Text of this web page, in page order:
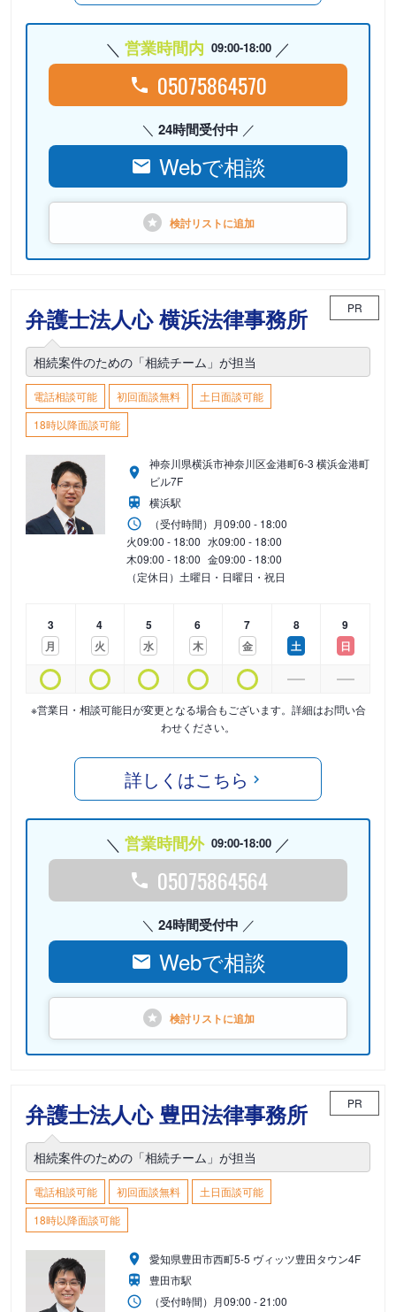
営業時間内 09:00-18:00
05075864570
24時間受付中
Webで相談
検討リストに追加
弁護士法人心 横浜法律事務所 PR
相続案件のための「相続チーム」が担当
電話相談可能 初回面談無料
土日面談可能
18時以降面談可能
神奈川県横浜市神奈川区金港町6-3 横浜金港町
ビル7F
横浜駅
（受付時間） 月09:00 - 18:00
火09:00 - 18:00 水09:00 - 18:00
木09:00 - 18:00 金09:00 - 18:00
（定休日）土曜日・日曜日・祝日
3
月
4
火
5
水
6
木
7
金
8
土
9
日
※営業日・相談可能日が変更となる場合もございます。詳細はお問い合
わせください。
詳しくはこちら
営業時間外 09:00-18:00
05075864564
24時間受付中
Webで相談
検討リストに追加
弁護士法人心 豊田法律事務所 PR
相続案件のための「相続チーム」が担当
電話相談可能 初回面談無料
土日面談可能
18時以降面談可能
愛知県豊田市西町5-5 ヴィッツ豊田タウン4F
豊田市駅
（受付時間） 月09:00 - 21:00